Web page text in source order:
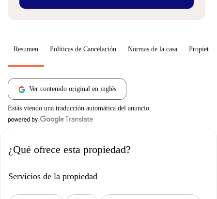
Resumen Políticas de Cancelación Normas de la casa
Ver contenido original en inglés
Estás viendo una traducción automática del anuncio
¿Qué ofrece esta propiedad?
Servicios de la propiedad